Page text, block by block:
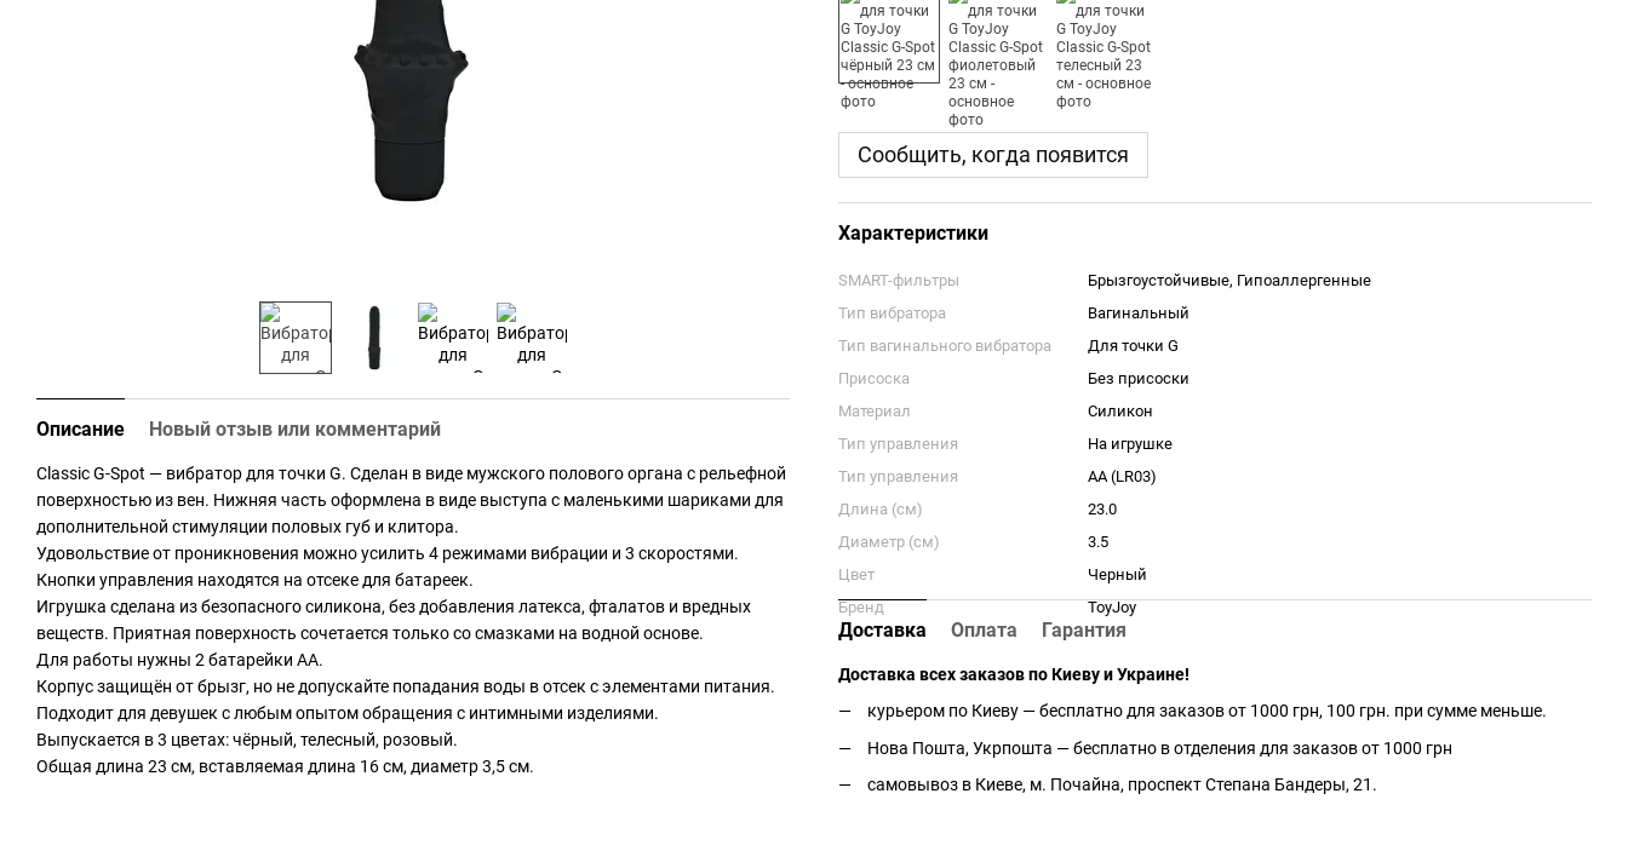
Описание Новый отзыв или комментарий
Classic G-Spot — вибратор для точки G. Сделан в виде мужского полового органа с рельефной
поверхностью из вен. Нижняя часть оформлена в виде выступа с маленькими шариками для
дополнительной стимуляции половых губ и клитора.
Удовольствие от проникновения можно усилить 4 режимами вибрации и 3 скоростями.
Кнопки управления находятся на отсеке для батареек.
Игрушка сделана из безопасного силикона, без добавления латекса, фталатов и вредных
веществ. Приятная поверхность сочетается только со смазками на водной основе.
Для работы нужны 2 батарейки АА.
Корпус защищён от брызг, но не допускайте попадания воды в отсек с элементами питания.
Подходит для девушек с любым опытом обращения с интимными изделиями.
Выпускается в 3 цветах: чёрный, телесный, розовый.
Общая длина 23 см, вставляемая длина 16 см, диаметр 3,5 см.
Сообщить, когда появится
Характеристики
SMART-фильтры
Брызгоустойчивые, Гипоаллергенные
Тип вибратора
Вагинальный
Тип вагинального вибратора
Для точки G
Присоска
Без присоски
Материал
Силикон
Тип управления
На игрушке
Тип управления
AA (LR03)
Длина (см)
23.0
Диаметр (см)
3.5
Цвет
Черный
Бренд
ToyJoy
Доставка Оплата Гарантия
Доставка всех заказов по Киеву и Украине!
курьером по Киеву — бесплатно для заказов от 1000 грн, 100 грн. при сумме меньше.
Нова Пошта, Укрпошта — бесплатно в отделения для заказов от 1000 грн
самовывоз в Киеве, м. Почайна, проспект Степана Бандеры, 21.